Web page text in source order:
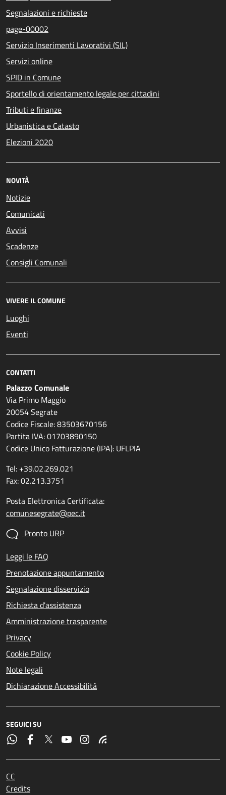
Segnalazioni e richieste
page-00002
Servizio Inserimenti Lavorativi (SIL)
Servizi online
SPID in Comune
Sportello di orientamento legale per cittadini
Tributi e finanze
Urbanistica e Catasto
Elezioni 2020
NOVITÀ
Notizie
Comunicati
Avvisi
Scadenze
Consigli Comunali
VIVERE IL COMUNE
Luoghi
Eventi
CONTATTI
Palazzo Comunale
Via Primo Maggio
20054 Segrate
Codice Fiscale: 83503670156
Partita IVA: 01703890150
Codice Unico Fatturazione (IPA): UFLPIA
Tel: +39.02.269.021
Fax: 02.213.3751
Posta Elettronica Certificata:
comunesegrate@pec.it
Pronto URP
Leggi le FAQ
Prenotazione appuntamento
Segnalazione disservizio
Richiesta d'assistenza
Amministrazione trasparente
Privacy
Cookie Policy
Note legali
Dichiarazione Accessibilità
SEGUICI SU
CC
Credits